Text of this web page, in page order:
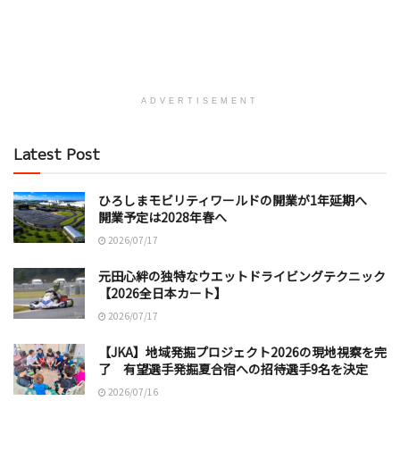
ADVERTISEMENT
Latest Post
ひろしまモビリティワールドの開業が1年延期へ
開業予定は2028年春へ
2026/07/17
元田心絆の独特なウエットドライビングテクニック
【2026全日本カート】
2026/07/17
【JKA】地域発掘プロジェクト2026の現地視察を完
了 有望選手発掘夏合宿への招待選手9名を決定
2026/07/16